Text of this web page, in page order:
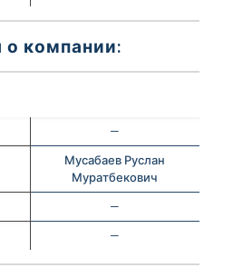
компании:
—
Мусабаев Руслан
Муратбекович
—
—